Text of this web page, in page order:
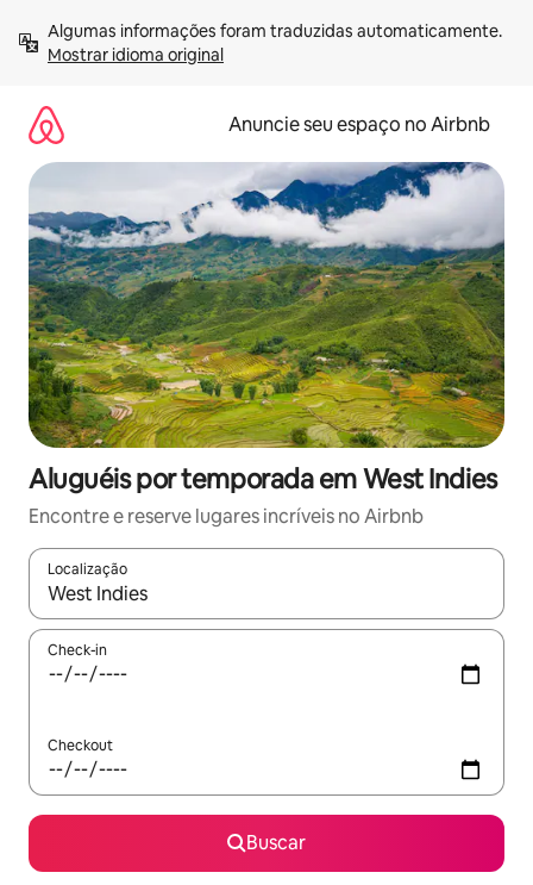
para
Mostrar idioma original
Anuncie seu espaço no Airbnb
Aluguéis por temporada em West Indies
Encontre e reserve lugares incríveis no Airbnb
Localização
Quando os resultados estiverem disponíveis, explore-os
Check-in
Checkout
Buscar